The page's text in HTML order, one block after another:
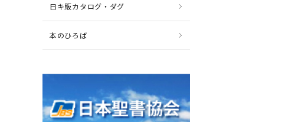
日キ販カタログ・ダグ
本のひろば